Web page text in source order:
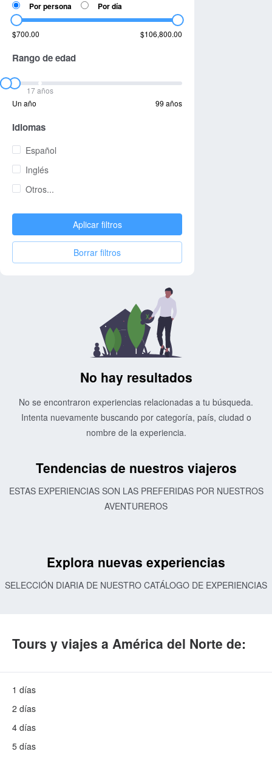
Por persona Por día
$700.00 $106,800.00
Rango de edad
17 años
Un año
99 años
Idiomas
Español
Inglés
Otros...
Aplicar filtros
Borrar filtros
No hay resultados
No se encontraron experiencias relacionadas a tu búsqueda.
Intenta nuevamente buscando por categoría, país, ciudad o
nombre de la experiencia.
Tendencias de nuestros viajeros
ESTAS EXPERIENCIAS SON LAS PREFERIDAS POR NUESTROS
AVENTUREROS
Explora nuevas experiencias
SELECCIÓN DIARIA DE NUESTRO CATÁLOGO DE EXPERIENCIAS
Tours y viajes a América del Norte de:
1 días
2 días
4 días
5 días